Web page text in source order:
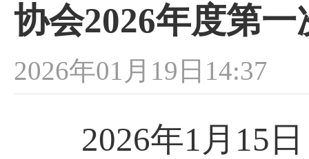
协会2026年度第
2026年01月19日14:37
2026年1月15日